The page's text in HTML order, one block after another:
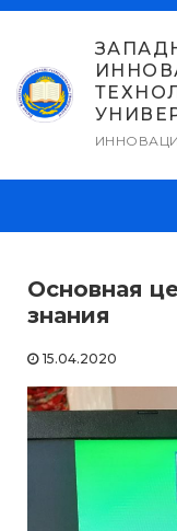
Перейти
содержимому
Основная
знания
15.04.2020